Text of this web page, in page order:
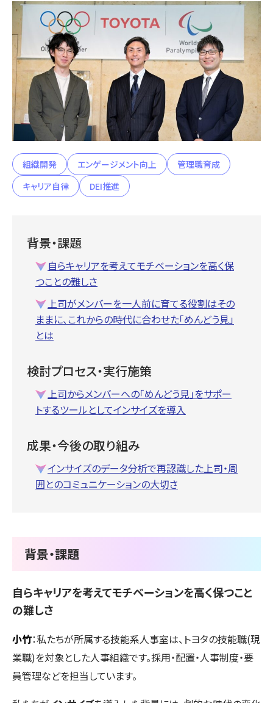
組織開発 エンゲージメント向上
管理職育成
キャリア自律
DEI推進
背景・課題
自らキャリアを考えてモチベーションを高く保
つことの難しさ
上司がメンバーを一人前に育てる役割はその
ままに、これからの時代に合わせた「めんどう見」
とは
検討プロセス・実行施策
上司からメンバーへの「めんどう見」をサポー
トするツールとしてインサイズを導入
成果・今後の取り組み
インサイズのデータ分析で再認識した上司・周
囲とのコミュニケーションの大切さ
背景・課題
自らキャリアを考えてモチベーションを高く保つこと
の難しさ
小竹：私たちが所属する技能系人事室は、トヨタの技能職(現
業職)を対象とした人事組織です。採用・配置・人事制度・要
員管理などを担当しています。